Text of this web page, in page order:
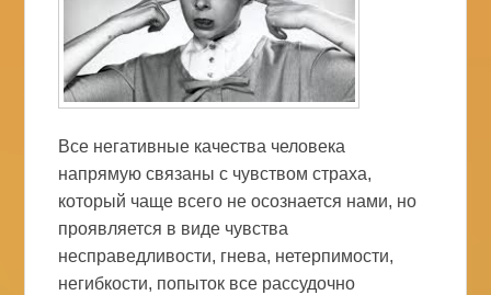
Все негативные качества человека
напрямую связаны с чувством страха,
который чаще всего не осознается нами, но
проявляется в виде чувства
несправедливости, гнева, нетерпимости,
негибкости, попыток все рассудочно